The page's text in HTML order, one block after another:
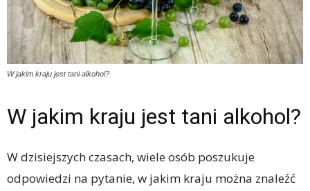
W jakim kraju jest tani alkohol?
W jakim kraju jest tani alkohol?
W dzisiejszych czasach, wiele osób poszukuje
odpowiedzi na pytanie, w jakim kraju można znaleźć